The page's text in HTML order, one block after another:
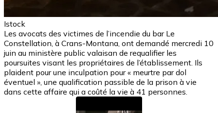
Istock
Les avocats des victimes de l’incendie du bar Le
Constellation, à Crans-Montana, ont demandé mercredi 10
juin au ministère public valaisan de requalifier les
poursuites visant les propriétaires de l’établissement. Ils
plaident pour une inculpation pour « meurtre par dol
éventuel », une qualification passible de la prison à vie
dans cette affaire qui a coûté la vie à 41 personnes.